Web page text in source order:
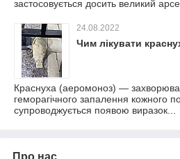
застосовується досить великий
24.08.2022
Чим лікувати
Краснуха (аеромоноз) —
геморагічного запалення кожного
супроводжується появою виразок...
Про нас